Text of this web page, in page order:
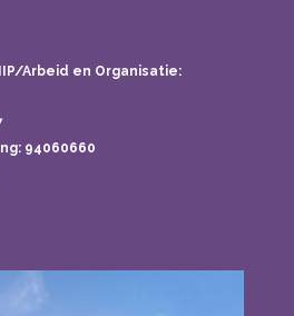
Arbeid en Organisatie:
94060660